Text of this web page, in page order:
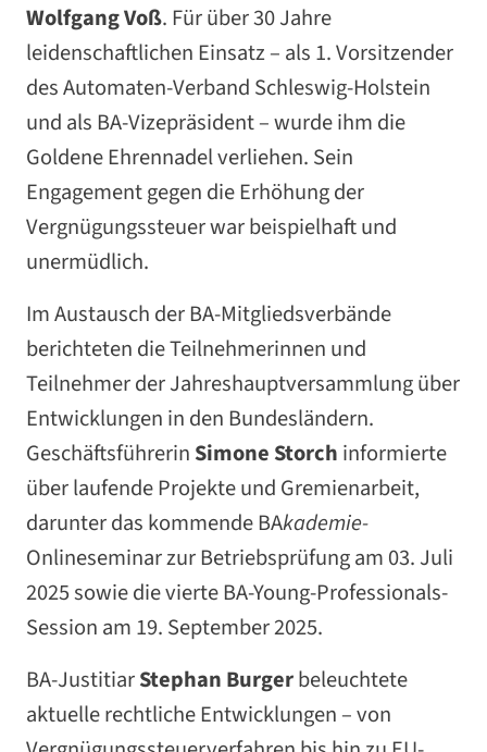
Wolfgang Voß. Für über 30 Jahre
leidenschaftlichen Einsatz – als 1. Vorsitzender
des Automaten-Verband Schleswig-Holstein
und als BA-Vizepräsident – wurde ihm die
Goldene Ehrennadel verliehen. Sein
Engagement gegen die Erhöhung der
Vergnügungssteuer war beispielhaft und
unermüdlich.
Im Austausch der BA-Mitgliedsverbände
berichteten die Teilnehmerinnen und
Teilnehmer der Jahreshauptversammlung über
Entwicklungen in den Bundesländern.
Geschäftsführerin Simone Storch informierte
über laufende Projekte und Gremienarbeit,
darunter das kommende BAkademie-
Onlineseminar zur Betriebsprüfung am 03. Juli
2025 sowie die vierte BA-Young-Professionals-
Session am 19. September 2025.
BA-JustitiarStephan Burgerbeleuchtete
aktuelle rechtliche Entwicklungen – von